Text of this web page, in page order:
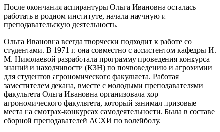
После окончания аспирантуры Ольга Ивановна осталась
работать в родном институте, начала научную и
преподавательскую деятельность.
Ольга Ивановна всегда творчески подходит к работе со
студентами. В 1971 г. она совместно с ассистентом кафедры И.
М. Николаевой разработала программу проведения конкурса
знаний и находчивости (КЗН) по почвоведению и агрохимии
для студентов агрономического факультета. Работая
заместителем декана, вместе с молодыми преподавателями
факультета Ольга Ивановна организовала хор
агрономического факультета, который занимал призовые
места на смотрах-конкурсах самодеятельности. Была в составе
сборной преподавателей АСХИ по волейболу.